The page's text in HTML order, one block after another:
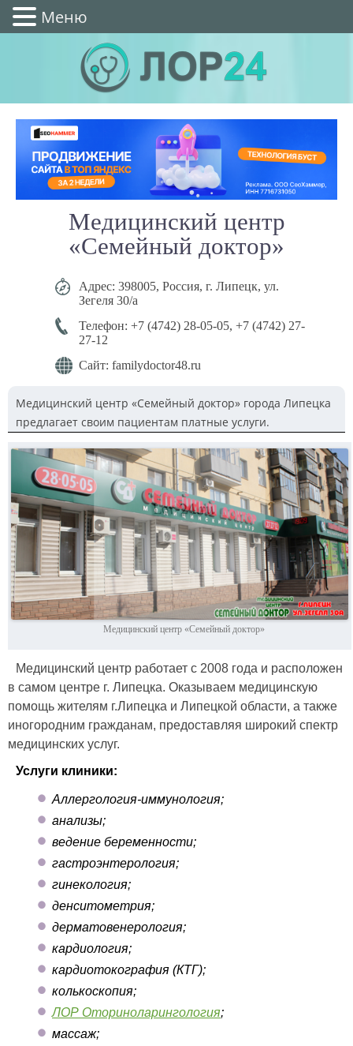
Медицинский центр
«Семейный доктор»
Адрес: 398005, Россия, г. Липецк, ул.
Зегеля 30/а
Телефон: +7 (4742) 28-05-05, +7 (4742) 27-
27-12
Сайт: familydoctor48.ru
Медицинский центр «Семейный доктор» города Липецка
предлагает своим пациентам платные услуги.
Медицинский центр «Семейный доктор»
Медицинский центр работает с 2008 года и расположен
в самом центре г. Липецка. Оказываем медицинскую
помощь жителям г.Липецка и Липецкой области, а также
иногородним гражданам, предоставляя широкий спектр
медицинских услуг.
Услуги клиники:
Аллергология-иммунология;
анализы;
ведение беременности;
гастроэнтерология;
гинекология;
денситометрия;
дерматовенерология;
кардиология;
кардиотокография (КТГ);
колькоскопия;
ЛОР Оториноларингология;
массаж;
Меню